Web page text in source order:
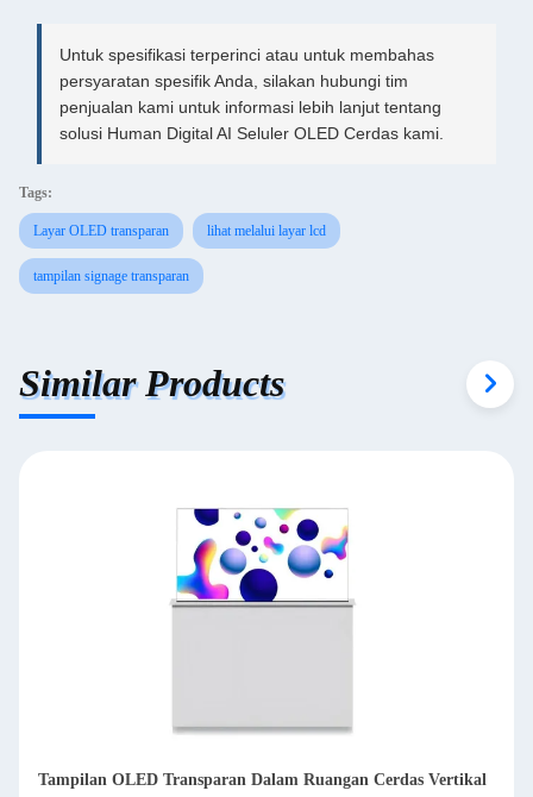
Untuk spesifikasi terperinci atau untuk membahas
persyaratan spesifik Anda, silakan hubungi tim
penjualan kami untuk informasi lebih lanjut tentang
solusi Human Digital AI Seluler OLED Cerdas kami.
Tags:
Layar OLED transparan lihat melalui layar lcd
tampilan signage transparan
Similar Products
Tampilan OLED Transparan Dalam Ruangan Cerdas Vertikal